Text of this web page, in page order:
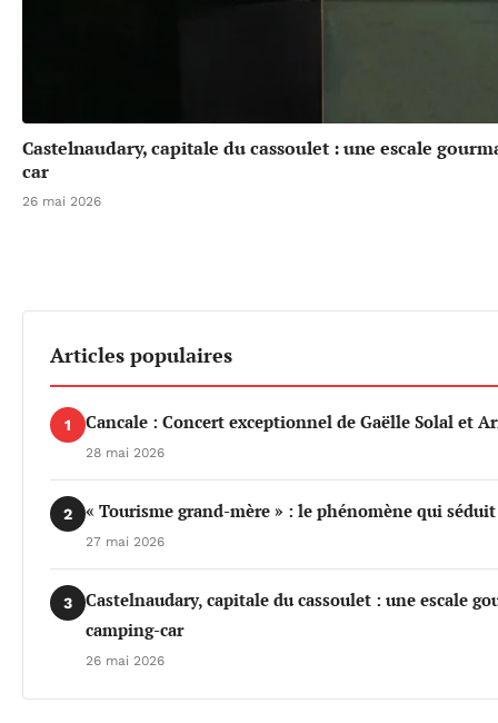
Castelnaudary, capitale du cassoulet : une escale
car
26 mai 2026
Articles populaires
1 Cancale : Concert exceptionnel de Gaëlle Solal et
28 mai 2026
2 « Tourisme grand-mère » : le phénomène qui
27 mai 2026
3
Castelnaudary, capitale du cassoulet : une escale
camping-car
26 mai 2026